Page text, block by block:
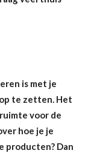
is met je
te zetten. Het
voor de
hoe je je
producten? Dan